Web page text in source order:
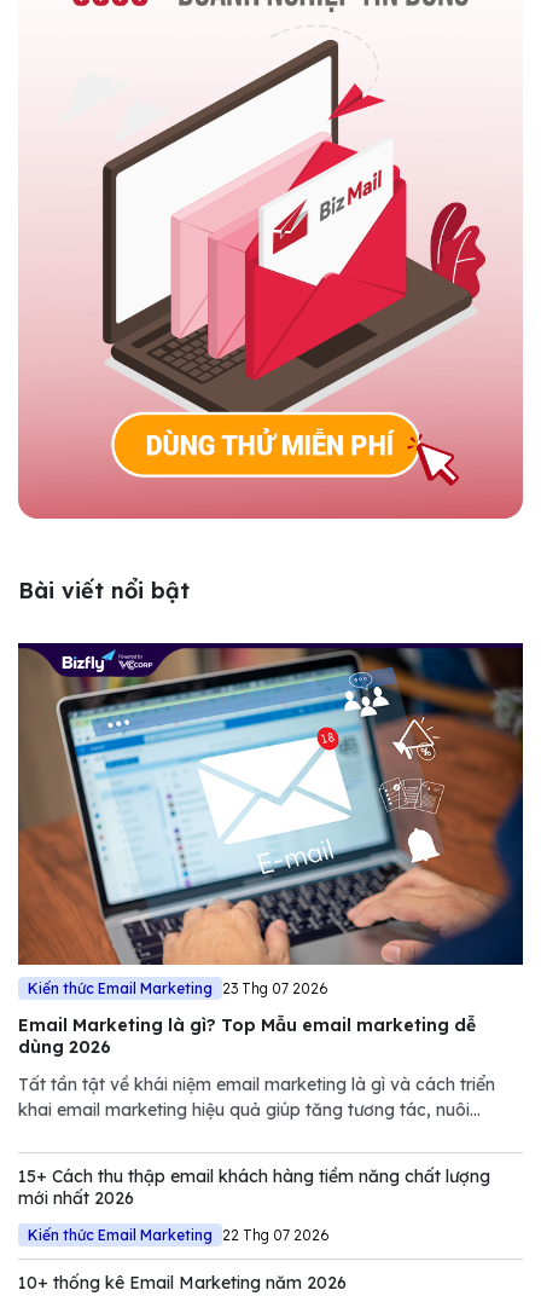
Bài viết nổi bật
Kiến thức Email Marketing 23 Thg 07 2026
Email Marketing là gì? Top Mẫu email marketing dễ
dùng 2026
Tất tần tật về khái niệm email marketing là gì và cách triển
khai email marketing hiệu quả giúp tăng tương tác, nuôi
15+ Cách thu thập email khách hàng tiềm năng chất lượng
mới nhất 2026
Kiến thức Email Marketing 22 Thg 07 2026
10+ thống kê Email Marketing năm 2026